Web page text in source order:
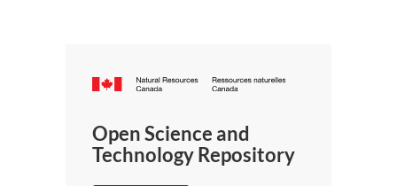
Canada.ca
/
Canada
Open Science and
Technology Repository